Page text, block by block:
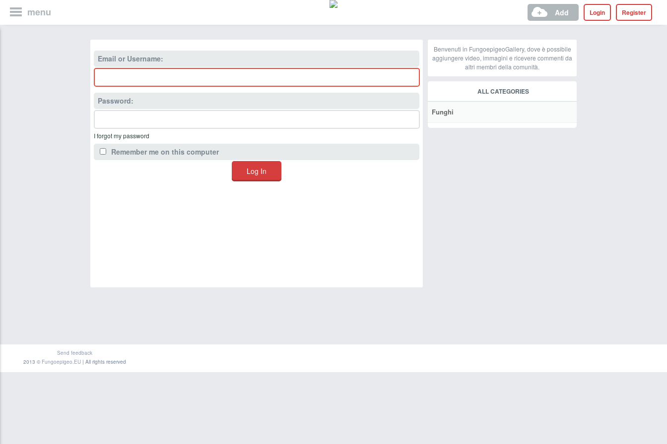
menu Register
Login
Add
Email or Username:
Password:
I forgot my password
Remember me on this computer
Benvenuti in FungoepigeoGallery, dove è possibile
aggiungere video, immagini e ricevere commenti da
altri membri della comunità.
ALL CATEGORIES
Funghi
Send feedback
2013 © Fungoepigeo.EU| All rights reserved